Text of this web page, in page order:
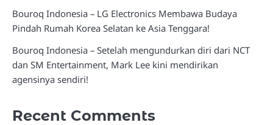
Bouroq Indonesia – LG Electronics Membawa Budaya
Pindah Rumah Korea Selatan ke Asia Tenggara!
Bouroq Indonesia – Setelah mengundurkan diri dari NCT
dan SM Entertainment, Mark Lee kini mendirikan
agensinya sendiri!
Recent Comments